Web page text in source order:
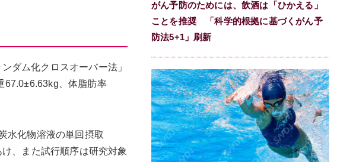
ダム化クロスオーバー法」
67.0±6.63kg、体脂肪率
水化物溶液の単回摂取
、また試行順序は研究対象
がん予防のためには、飲酒は「ひかえる」
ことを推奨 「科学的根拠に基づくがん予
防法5+1」刷新